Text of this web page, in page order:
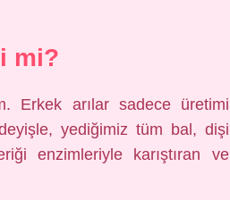
mi?
Erkek arılar sadece üretimi
yediğimiz tüm bal, dişi
enzimleriyle karıştıran ve